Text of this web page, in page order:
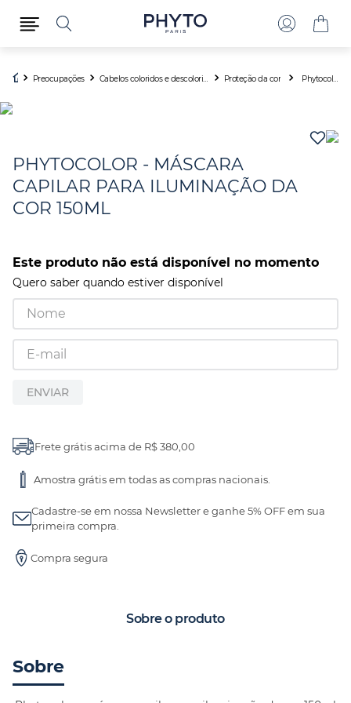
Preocupações Proteção da cor
PHYTOCOLOR - MÁSCARA
CAPILAR PARA ILUMINAÇÃO DA
COR 150ML
Este produto não está disponível no momento
Quero saber quando estiver disponível
ENVIAR
Frete grátis acima de R$ 380,00
Amostra grátis em todas as compras nacionais.
Cadastre-se em nossa Newsletter e ganhe 5% OFF em sua
primeira compra.
Compra segura
Sobre o produto
Sobre